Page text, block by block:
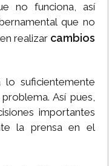
no funciona, así
que no
realizar cambios
suficientemente
Así pues,
importantes
la prensa en el